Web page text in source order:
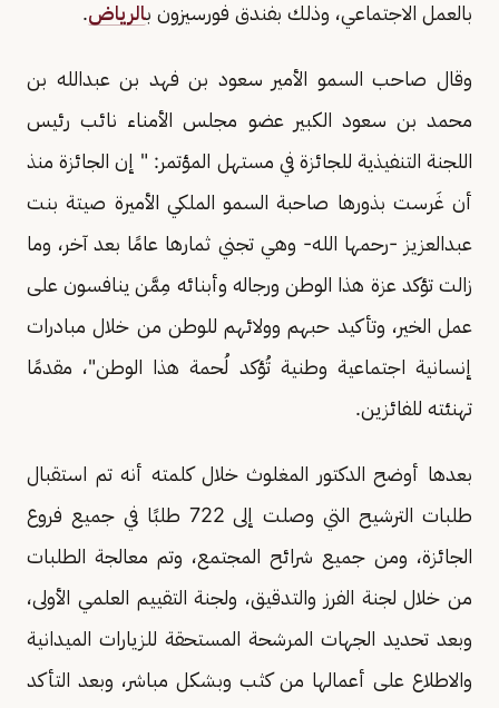
بالعمل الاجتماعي، وذلك بفندق فورسيزون بالرياض.
وقال صاحب السمو الأمير سعود بن فهد بن عبدالله بن
محمد بن سعود الكبير عضو مجلس الأمناء نائب رئيس
اللجنة التنفيذية للجائزة في مستهل المؤتمر: " إن الجائزة منذ
أن غَرست بذورها صاحبة السمو الملكي الأميرة صيتة بنت
عبدالعزيز -رحمها الله- وهي تجني ثمارها عامًا بعد آخر، وما
زالت تؤكد عزة هذا الوطن ورجاله وأبنائه مِمَّن ينافسون على
عمل الخير، وتأكيد حبهم وولائهم للوطن من خلال مبادرات
إنسانية اجتماعية وطنية تُؤكد لُحمة هذا الوطن"، مقدمًا
تهنئته للفائزين.
بعدها أوضح الدكتور المغلوث خلال كلمته أنه تم استقبال
طلبات الترشيح التي وصلت إلى 722 طلبًا في جميع فروع
الجائزة، ومن جميع شرائح المجتمع، وتم معالجة الطلبات
من خلال لجنة الفرز والتدقيق، ولجنة التقييم العلمي الأولى،
وبعد تحديد الجهات المرشحة المستحقة للزيارات الميدانية
والاطلاع على أعمالها من كثب وبشكل مباشر، وبعد التأكد